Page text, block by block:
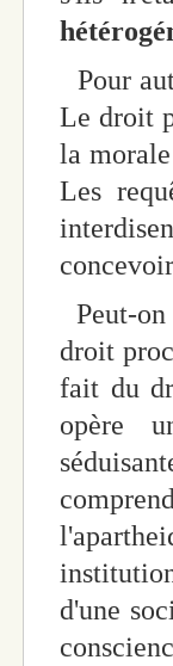
Pour
Le droit
la
Les
Peut-
droit
fait du
opère
d'une